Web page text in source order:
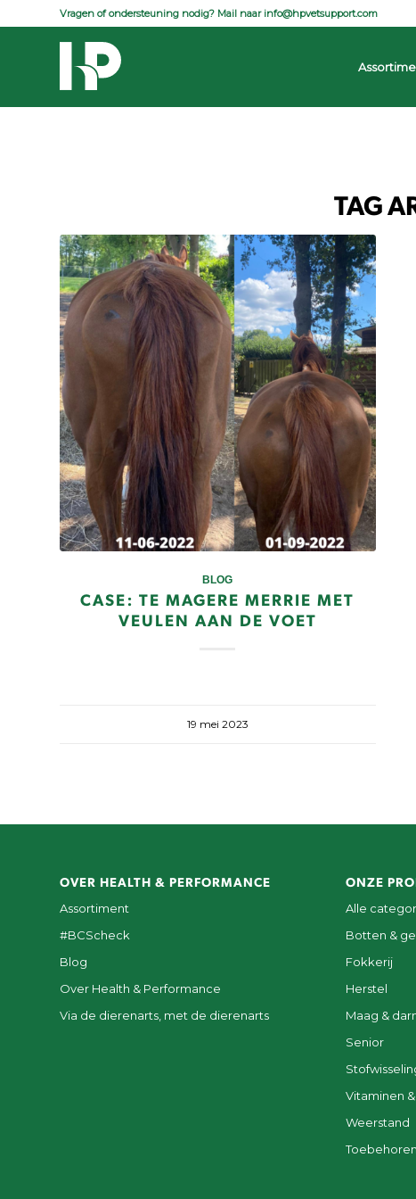
Vragen of ondersteuning nodig? Mail naar info@hpvetsupport.com |
TAG
BLOG
CASE: TE MAGERE MERRIE MET
VEULEN AAN DE VOET
19 mei 2023
OVER HEALTH & PERFORMANCE
Assortiment
#BCScheck
Blog
Over Health & Performance
Via de dierenarts, met de dierenarts
ONZE
Alle
Botten &
Fokkerij
Herstel
Maag &
Senior
Vitaminen
Weerstand
Toebehoren